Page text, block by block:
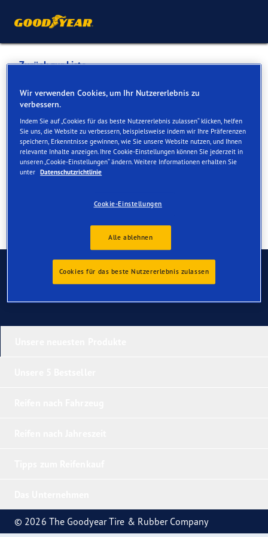
Zurück zur Liste
SEEBAD GARAGE AG
Dienste online und vor Ort verfügbar
Kontakt Serviceleistungen
Kontaktieren Sie uns
© 2026 The Goodyear Tire & Rubber Company
Wir verwenden Cookies, um Ihr Nutzererlebnis zu
verbessern.
Indem Sie auf „Cookies für das beste Nutzererlebnis zulassen“ klicken, helfen
Sie uns, die Website zu verbessern, beispielsweise indem wir Ihre Präferenzen
speichern, Erkenntnisse gewinnen, wie Sie unsere Website nutzen, und Ihnen
relevante Inhalte anzeigen. Ihre Cookie-Einstellungen können Sie jederzeit in
unseren „Cookie-Einstellungen“ ändern. Weitere Informationen erhalten Sie
unter Datenschutzrichtlinie
Cookie-Einstellungen
Alle ablehnen
Cookies für das beste Nutzererlebnis zulassen